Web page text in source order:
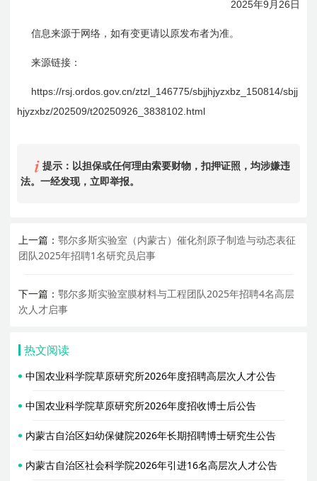
2025年9 月 26 日
信息来源于网络，如有变更请以原发布者为准。
来源链接：
https://rsj.ordos.gov.cn/ztzl_146775/sbjjhjyzxbz_150814/sbjj
hjyzxbz/202509/t20250926_3838102.html
提示：以担保或任何理由索要财物，扣押证照，均涉嫌违
法。一经发现，立即举报。
上一篇：鄂尔多斯实验室（内蒙古）催化剂原子制造与动态表征
团队2025年招聘1名研究员启事
下一篇：鄂尔多斯实验室膜材料与工程团队2025年招聘4名高层
次人才启事
热文阅读
中国农业科学院草原研究所2026年度招聘高层次人才公告
中国农业科学院草原研究所2026年度招收博士后公告
内蒙古自治区妇幼保健院2026年长期招聘博士研究生公告
内蒙古自治区社会科学院2026年引进16名高层次人才公告